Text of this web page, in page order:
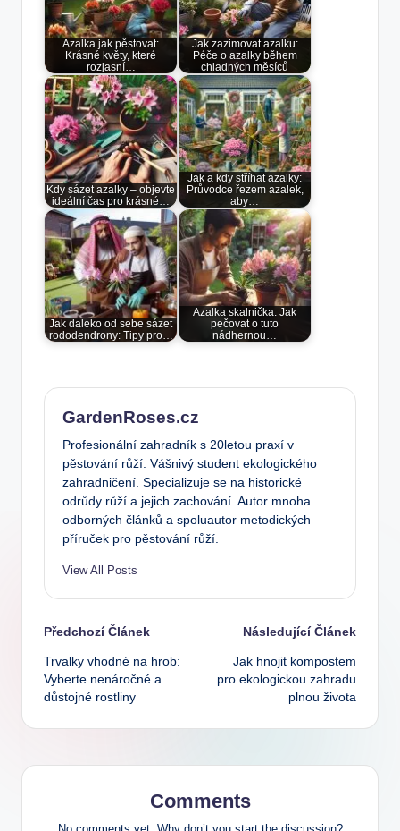
Azalka jak pěstovat:
Krásné květy, které
rozjasní…
Jak zazimovat azalku:
Péče o azalky během
chladných měsíců
Kdy sázet azalky – objevte
ideální čas pro krásné…
Jak a kdy stříhat azalky:
Průvodce řezem azalek,
aby…
Jak daleko od sebe sázet
rododendrony: Tipy pro…
Azalka skalnička: Jak
pečovat o tuto
nádhernou…
GardenRoses.cz
Profesionální zahradník s 20letou praxí v
pěstování růží. Vášnivý student ekologického
zahradničení. Specializuje se na historické
odrůdy růží a jejich zachování. Autor mnoha
odborných článků a spoluautor metodických
příruček pro pěstování růží.
View All Posts
Post
navigation
Předchozí Článek
Trvalky vhodné na hrob:
Vyberte nenáročné a
důstojné rostliny
Následující Článek
Jak hnojit kompostem
pro ekologickou zahradu
plnou života
Comments